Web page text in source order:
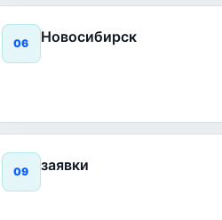
06 Новосибирск
09 заявки